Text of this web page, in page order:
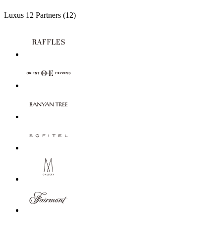
Luxus 12 Partners (12)